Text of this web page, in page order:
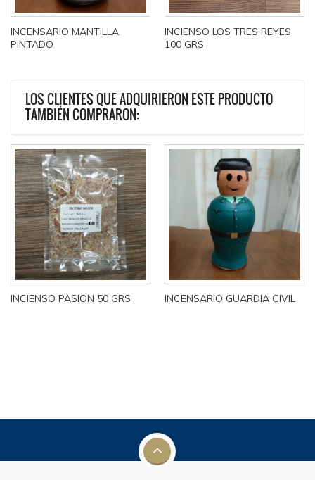
INCENSARIO MANTILLA
PINTADO
INCIENSO LOS TRES REYES
100 GRS
LOS CLIENTES QUE ADQUIRIERON ESTE PRODUCTO
TAMBIÉN COMPRARON:
INCIENSO PASION 50 GRS INCENSARIO GUARDIA CIVIL